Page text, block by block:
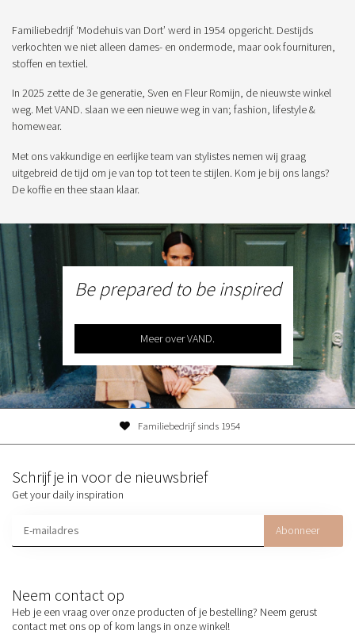
Familiebedrijf ‘Modehuis van Dort’ werd in 1954 opgericht. Destijds
verkochten we niet alleen dames- en ondermode, maar ook fournituren,
stoffen en textiel.
In 2025 zette de 3e generatie, Sven en Fleur Romijn, de nieuwste winkel
weg. Met VAND. slaan we een nieuwe weg in van; fashion, lifestyle &
homewear.
Met ons vakkundige en eerlijke team van stylistes nemen wij graag
uitgebreid de tijd om je van top tot teen te stijlen. Kom je bij ons langs?
De koffie en thee staan klaar.
Be prepared to be inspired
Meer over VAND.
Familiebedrijf sinds 1954
Neem contact op
Heb je een vraag over onze producten of je bestelling? Neem gerust
contact met ons op of kom langs in onze winkel!
Schrijf je in voor de nieuwsbrief
Get your daily inspiration
Abonneer